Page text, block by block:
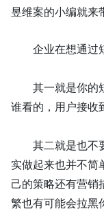
昱维案的小编就来
企业在想通过
其一就是你的
谁看的，用户接收
其二就是也不
实做起来也并不简
己的策略还有营销
繁也有可能会拉黑